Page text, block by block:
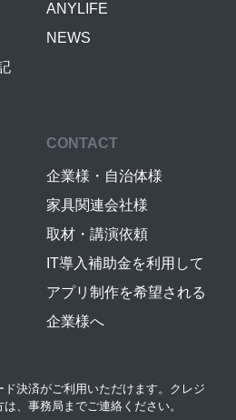
ANYLIFE
NEWS
CONTACT
企業様・自治体様
家具関連会社様
取材・講演依頼
IT導入補助金を利用して
アプリ制作を希望される
企業様へ
決済がご利用いただけます。クレジ
、事務局までご連絡ください。